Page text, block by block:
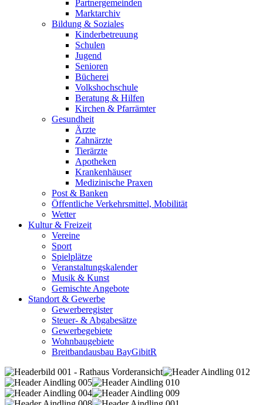
Partnergemeinden
Marktarchiv
Bildung & Soziales
Kinderbetreuung
Schulen
Jugend
Senioren
Bücherei
Volkshochschule
Beratung & Hilfen
Kirchen & Pfarrämter
Gesundheit
Ärzte
Zahnärzte
Tierärzte
Apotheken
Krankenhäuser
Medizinische Praxen
Post & Banken
Öffentliche Verkehrsmittel, Mobilität
Wetter
Kultur & Freizeit
Vereine
Sport
Spielplätze
Veranstaltungskalender
Musik & Kunst
Gemischte Angebote
Standort & Gewerbe
Gewerberegister
Steuer- & Abgabesätze
Gewerbegebiete
Wohnbaugebiete
Breitbandausbau BayGibitR